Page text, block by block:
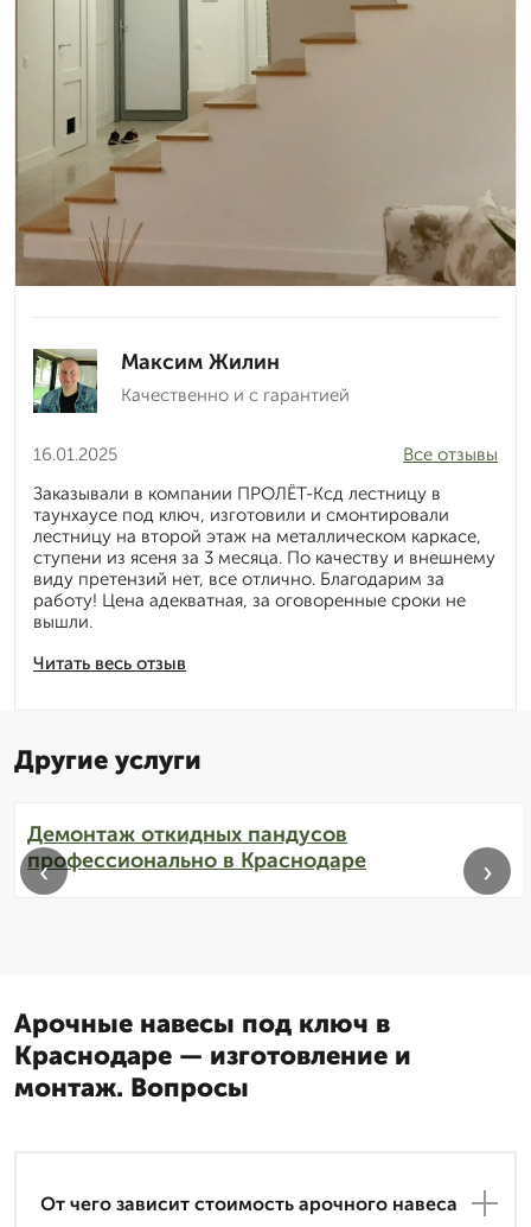
Максим Жилин
Качественно и с гарантией
16.01.2025
Читать весь отзыв
Все отзывы
Заказывали в компании ПРОЛЁТ-Ксд лестницу в
таунхаусе под ключ, изготовили и смонтировали
лестницу на второй этаж на металлическом каркасе,
ступени из ясеня за 3 месяца. По качеству и внешнему
виду претензий нет, все отлично. Благодарим за
работу! Цена адекватная, за оговоренные сроки не
вышли.
Другие услуги
Демонтаж откидных пандусов
профессионально в Краснодаре
‹ ›
Арочные навесы под ключ в
Краснодаре — изготовление и
монтаж. Вопросы
От чего зависит стоимость арочного навеса